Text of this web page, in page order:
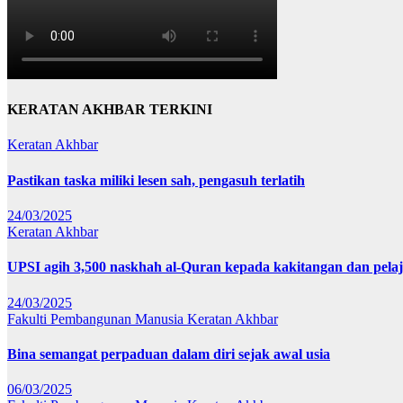
KERATAN AKHBAR TERKINI
Keratan Akhbar
Pastikan taska miliki lesen sah, pengasuh terlatih
24/03/2025
Keratan Akhbar
UPSI agih 3,500 naskhah al-Quran kepada kakitangan dan
24/03/2025
Fakulti Pembangunan Manusia Keratan Akhbar
Bina semangat perpaduan dalam diri sejak awal usia
06/03/2025